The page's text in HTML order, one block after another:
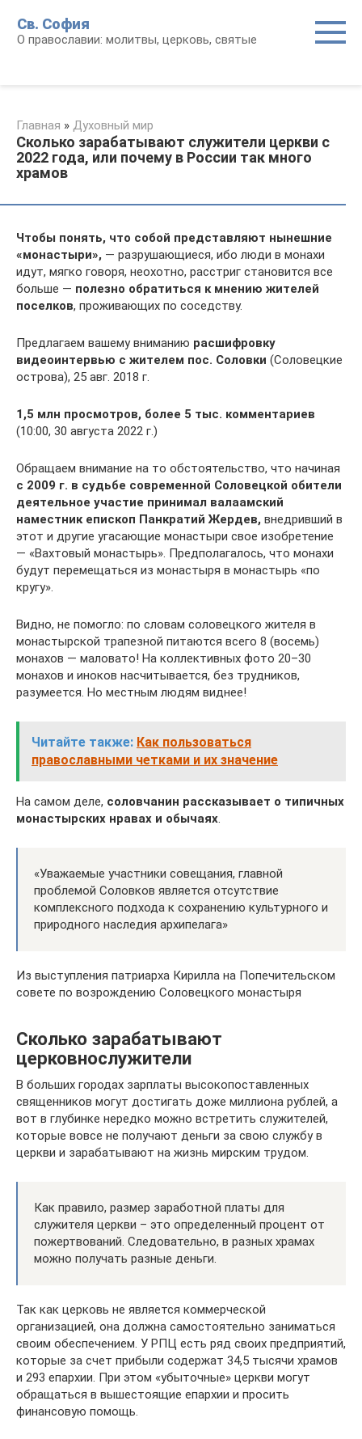
контенту
Св. София
О православии: молитвы, церковь, святые
Главная » Духовный мир
Сколько зарабатывают служители церкви с
2022 года, или почему в России так много
храмов
Чтобы понять, что собой представляют нынешние
«монастыри», — разрушающиеся, ибо люди в монахи
идут, мягко говоря, неохотно, расстриг становится все
больше — полезно обратиться к мнению жителей
поселков, проживающих по соседству.
Предлагаем вашему вниманию расшифровку
видеоинтервью с жителем пос. Соловки (Соловецкие
острова), 25 авг. 2018 г.
1,5 млн просмотров, более 5 тыс. комментариев
(10:00, 30 августа 2022 г.)
Обращаем внимание на то обстоятельство, что начиная
с 2009 г. в судьбе современной Соловецкой обители
деятельное участие принимал валаамский
наместник епископ Панкратий Жердев, внедривший в
этот и другие угасающие монастыри свое изобретение
— «Вахтовый монастырь». Предполагалось, что монахи
будут перемещаться из монастыря в монастырь «по
кругу».
Видно, не помогло: по словам соловецкого жителя в
монастырской трапезной питаются всего 8 (восемь)
монахов — маловато! На коллективных фото 20–30
монахов и иноков насчитывается, без трудников,
разумеется. Но местным людям виднее!
Читайте также: Как пользоваться
православными четками и их значение
На самом деле, соловчанин рассказывает о типичных
монастырских нравах и обычаях.
«Уважаемые участники совещания, главной
проблемой Соловков является отсутствие
комплексного подхода к сохранению культурного и
природного наследия архипелага»
Из выступления патриарха Кирилла на Попечительском
совете по возрождению Соловецкого монастыря
Сколько зарабатывают
церковнослужители
В больших городах зарплаты высокопоставленных
священников могут достигать доже миллиона рублей, а
вот в глубинке нередко можно встретить служителей,
которые вовсе не получают деньги за свою службу в
церкви и зарабатывают на жизнь мирским трудом.
Как правило, размер заработной платы для
служителя церкви – это определенный процент от
пожертвований. Следовательно, в разных храмах
можно получать разные деньги.
Так как церковь не является коммерческой
организацией, она должна самостоятельно заниматься
своим обеспечением. У РПЦ есть ряд своих предприятий,
которые за счет прибыли содержат 34,5 тысячи храмов
и 293 епархии. При этом «убыточные» церкви могут
обращаться в вышестоящие епархии и просить
финансовую помощь.